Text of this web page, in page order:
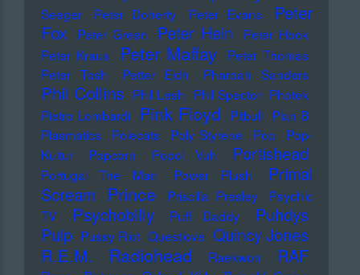
Seeger
Peter Doherty Peter Evans
Peter
Fox
Peter Green Peter Hein
Peter Hook
Peter Kraus
Peter Maffay
Peter Thomas
Peter Tosh
Petter Eldh Pharoah Sanders
Phil Collins Phil Lesh Phil Spector Photek
Pietro Lombardi
Pink Floyd Pitbull Plan B
Plasmatics
Polecats Poly Styrene Pop
Pop-
Kultur
Popcorn Popol Vuh Portishead
Portugal The Man Power Plush
Primal
Scream
Prince Priscilla Presley
Psychic
TV
Psychobilly Puff Daddy
Puhdys
Pulp Pussy Riot Questlove Quincy Jones
R.E.M. Radiohead Raekwon RAF